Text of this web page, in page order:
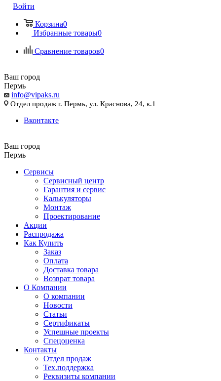
Войти
Корзина0
Избранные товары0
Сравнение товаров0
Ваш город
Пермь
info@vipaks.ru
Отдел продаж г. Пермь, ул. Краснова, 24, к.1
Вконтакте
Ваш город
Пермь
Сервисы
Сервисный центр
Гарантия и сервис
Калькуляторы
Монтаж
Проектирование
Акции
Распродажа
Как Купить
Заказ
Оплата
Доставка товара
Возврат товара
О Компании
О компании
Новости
Статьи
Сертификаты
Успешные проекты
Спецоценка
Контакты
Отдел продаж
Тех.поддержка
Реквизиты компании